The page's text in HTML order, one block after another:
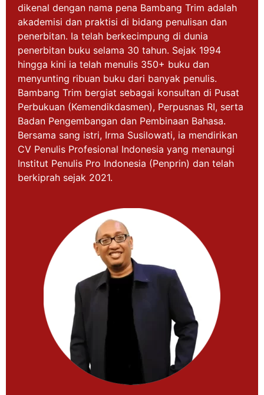
dikenal dengan nama pena Bambang Trim adalah
akademisi dan praktisi di bidang penulisan dan
penerbitan. Ia telah berkecimpung di dunia
penerbitan buku selama 30 tahun. Sejak 1994
hingga kini ia telah menulis 350+ buku dan
menyunting ribuan buku dari banyak penulis.
Bambang Trim bergiat sebagai konsultan di Pusat
Perbukuan (Kemendikdasmen), Perpusnas RI, serta
Badan Pengembangan dan Pembinaan Bahasa.
Bersama sang istri, Irma Susilowati, ia mendirikan
CV Penulis Profesional Indonesia yang menaungi
Institut Penulis Pro Indonesia (Penprin) dan telah
berkiprah sejak 2021.